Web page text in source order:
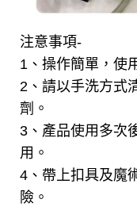
注意事項-
1、操作簡單，使
2、請以手洗方式
劑。
3、產品使用多次
用。
4、帶上扣具及魔
險。